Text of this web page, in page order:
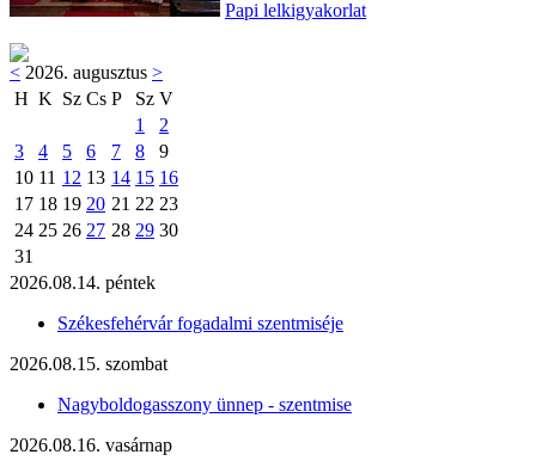
Papi lelkigyakorlat
< 2026. augusztus >
H K Sz Cs P Sz V
1
2
3
4 5 6 7 8
9
10 11 12 13 14 15 16
17 18 19 20 21 22 23
24 25 26 27 28 29 30
31
2026.08.14. péntek
Székesfehérvár fogadalmi szentmiséje
2026.08.15. szombat
Nagyboldogasszony ünnep - szentmise
2026.08.16. vasárnap